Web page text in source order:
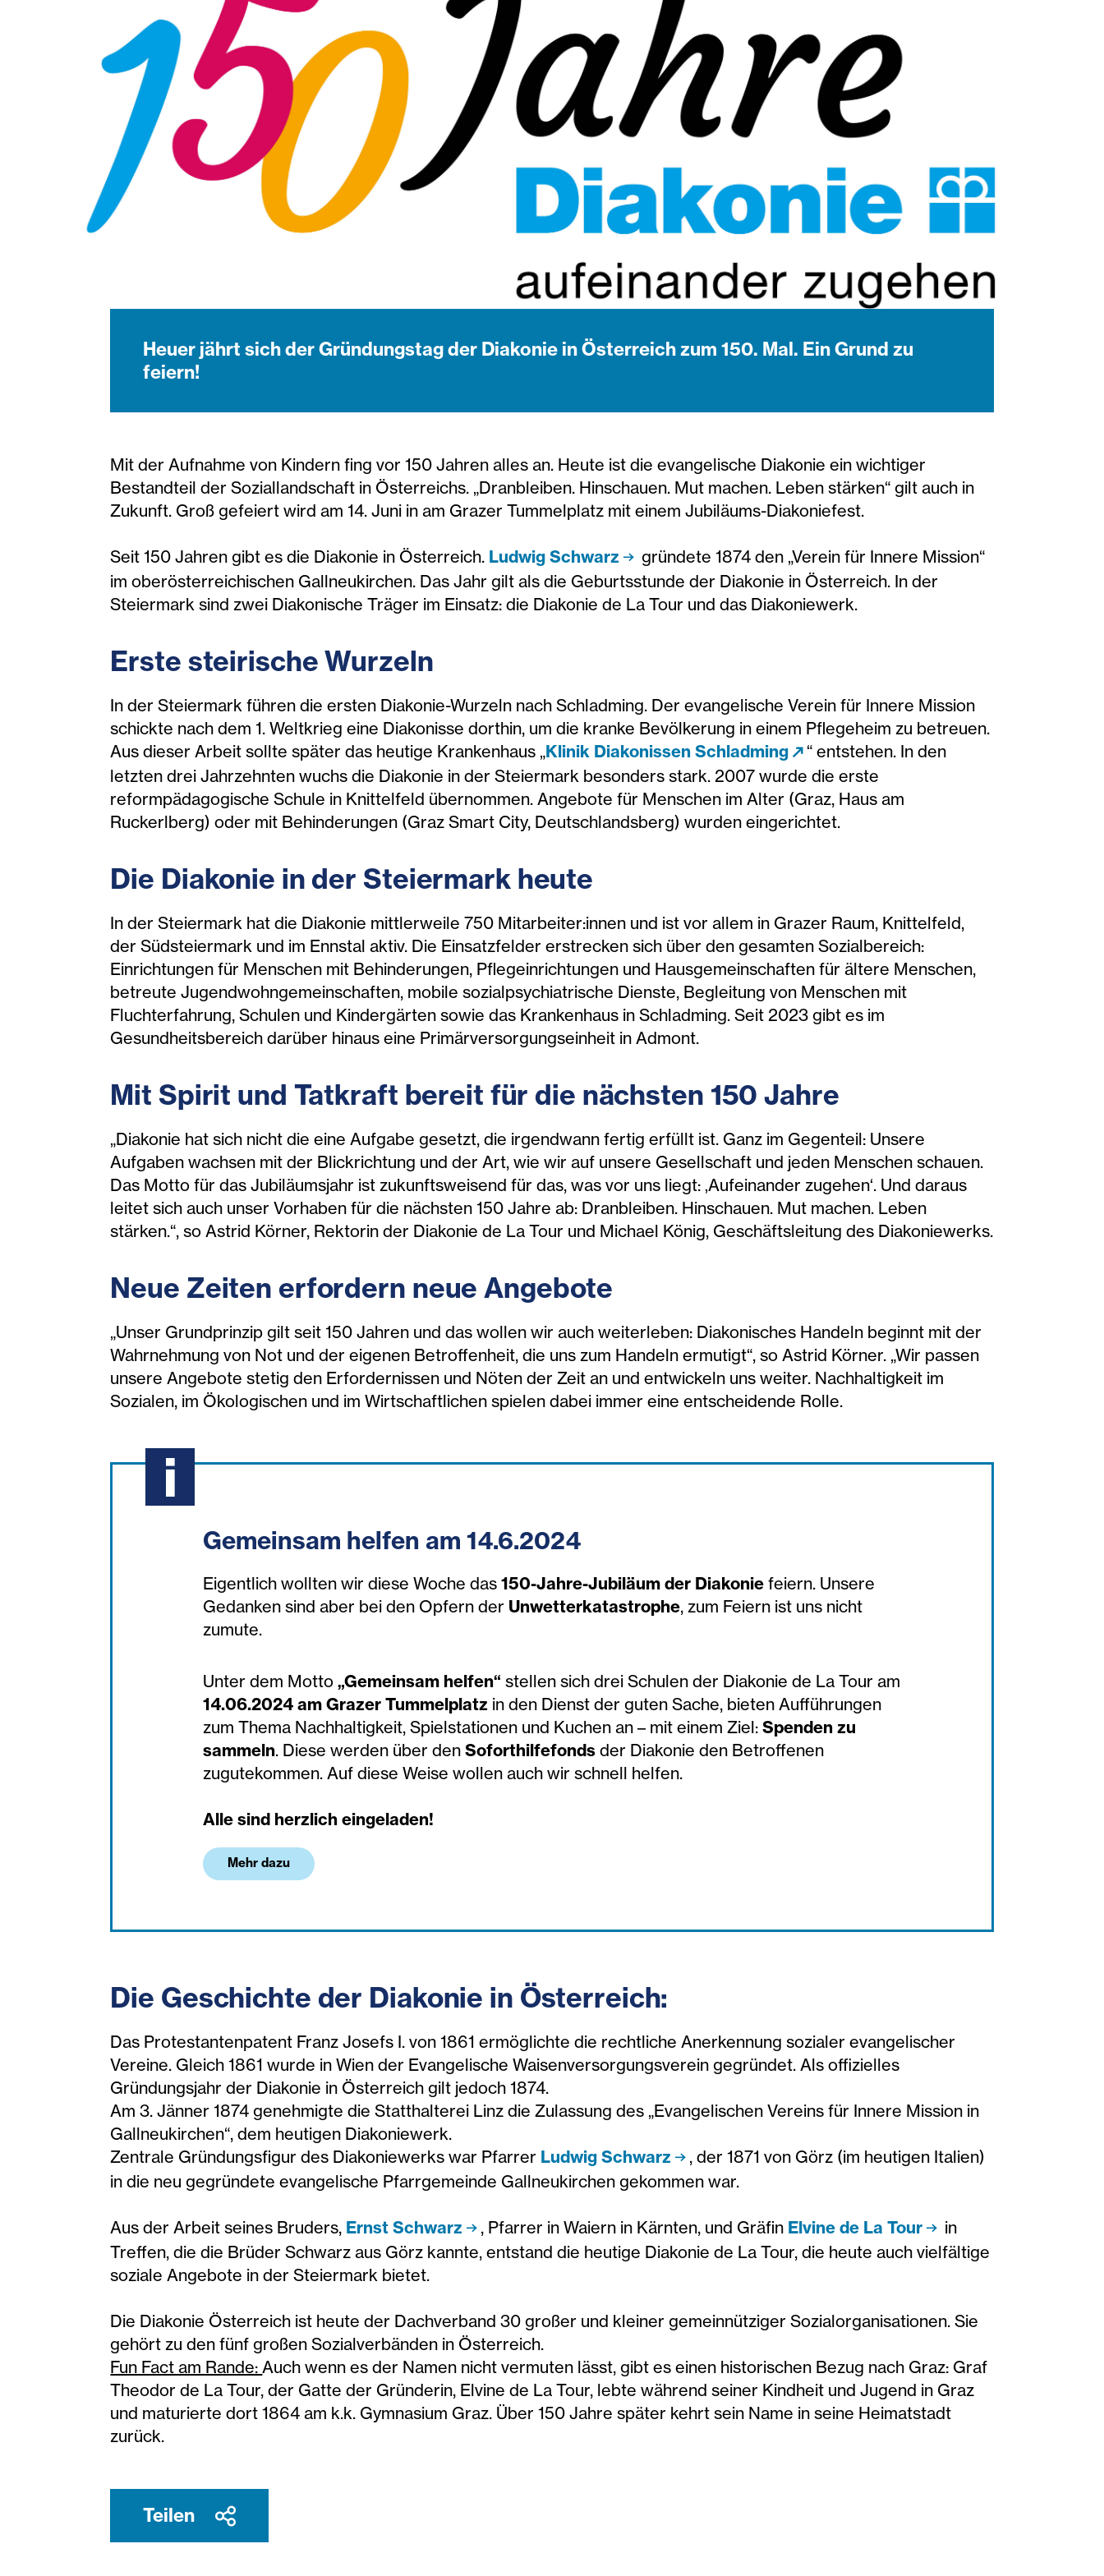
Heuer jährt sich der Gründungstag der Diakonie in Österreich zum 150. Mal. Ein Grund zu
feiern!
Mit der Aufnahme von Kindern fing vor 150 Jahren alles an. Heute ist die evangelische Diakonie ein wichtiger
Bestandteil der Soziallandschaft in Österreichs. „Dranbleiben. Hinschauen. Mut machen. Leben stärken“ gilt auch in
Zukunft. Groß gefeiert wird am 14. Juni in am Grazer Tummelplatz mit einem Jubiläums-Diakoniefest.
Seit 150 Jahren gibt es die Diakonie in Österreich. Ludwig Schwarz
gründete 1874 den „Verein für Innere Mission“
im oberösterreichischen Gallneukirchen. Das Jahr gilt als die Geburtsstunde der Diakonie in Österreich. In der
Steiermark sind zwei Diakonische Träger im Einsatz: die Diakonie de La Tour und das Diakoniewerk.
Erste steirische Wurzeln
In der Steiermark führen die ersten Diakonie-Wurzeln nach Schladming. Der evangelische Verein für Innere Mission
schickte nach dem 1. Weltkrieg eine Diakonisse dorthin, um die kranke Bevölkerung in einem Pflegeheim zu betreuen.
Aus dieser Arbeit sollte später das heutige Krankenhaus „Klinik Diakonissen Schladming
“ entstehen. In den
letzten drei Jahrzehnten wuchs die Diakonie in der Steiermark besonders stark. 2007 wurde die erste
reformpädagogische Schule in Knittelfeld übernommen. Angebote für Menschen im Alter (Graz, Haus am
Ruckerlberg) oder mit Behinderungen (Graz Smart City, Deutschlandsberg) wurden eingerichtet.
Die Diakonie in der Steiermark heute
In der Steiermark hat die Diakonie mittlerweile 750 Mitarbeiter:innen und ist vor allem in Grazer Raum, Knittelfeld,
der Südsteiermark und im Ennstal aktiv. Die Einsatzfelder erstrecken sich über den gesamten Sozialbereich:
Einrichtungen für Menschen mit Behinderungen, Pflegeinrichtungen und Hausgemeinschaften für ältere Menschen,
betreute Jugendwohngemeinschaften, mobile sozialpsychiatrische Dienste, Begleitung von Menschen mit
Fluchterfahrung, Schulen und Kindergärten sowie das Krankenhaus in Schladming. Seit 2023 gibt es im
Gesundheitsbereich darüber hinaus eine Primärversorgungseinheit in Admont.
Mit Spirit und Tatkraft bereit für die nächsten 150 Jahre
„Diakonie hat sich nicht die eine Aufgabe gesetzt, die irgendwann fertig erfüllt ist. Ganz im Gegenteil: Unsere
Aufgaben wachsen mit der Blickrichtung und der Art, wie wir auf unsere Gesellschaft und jeden Menschen schauen.
Das Motto für das Jubiläumsjahr ist zukunftsweisend für das, was vor uns liegt: ‚Aufeinander zugehen‘. Und daraus
leitet sich auch unser Vorhaben für die nächsten 150 Jahre ab: Dranbleiben. Hinschauen. Mut machen. Leben
stärken.“, so Astrid Körner, Rektorin der Diakonie de La Tour und Michael König, Geschäftsleitung des Diakoniewerks.
Neue Zeiten erfordern neue Angebote
„Unser Grundprinzip gilt seit 150 Jahren und das wollen wir auch weiterleben: Diakonisches Handeln beginnt mit der
Wahrnehmung von Not und der eigenen Betroffenheit, die uns zum Handeln ermutigt“, so Astrid Körner. „Wir passen
unsere Angebote stetig den Erfordernissen und Nöten der Zeit an und entwickeln uns weiter. Nachhaltigkeit im
Sozialen, im Ökologischen und im Wirtschaftlichen spielen dabei immer eine entscheidende Rolle.
Gemeinsam helfen am 14.6.2024
Eigentlich wollten wir diese Woche das150-Jahre-Jubiläum der Diakonie feiern. Unsere
Gedanken sind aber bei den Opfern der Unwetterkatastrophe, zum Feiern ist uns nicht
zumute.
Unter dem Motto „Gemeinsam helfen“ stellen sich drei Schulen der Diakonie de La Tour am
14.06.2024 am Grazer Tummelplatz in den Dienst der guten Sache, bieten Aufführungen
zum Thema Nachhaltigkeit, Spielstationen und Kuchen an – mit einem Ziel:Spenden zu
sammeln. Diese werden über denSoforthilfefondsder Diakonie den Betroffenen
zugutekommen. Auf diese Weise wollen auch wir schnell helfen.
Alle sind herzlich eingeladen!
Mehr dazu
Die Geschichte der Diakonie in Österreich:
Das Protestantenpatent Franz Josefs I. von 1861 ermöglichte die rechtliche Anerkennung sozialer evangelischer
Vereine. Gleich 1861 wurde in Wien der Evangelische Waisenversorgungsverein gegründet. Als offizielles
Gründungsjahr der Diakonie in Österreich gilt jedoch 1874.
Am 3. Jänner 1874 genehmigte die Statthalterei Linz die Zulassung des „Evangelischen Vereins für Innere Mission in
Gallneukirchen“, dem heutigen Diakoniewerk.
Zentrale Gründungsfigur des Diakoniewerks war Pfarrer Ludwig Schwarz
, der 1871 von Görz (im heutigen Italien)
in die neu gegründete evangelische Pfarrgemeinde Gallneukirchen gekommen war.
Aus der Arbeit seines Bruders, Ernst Schwarz , Pfarrer in Waiern in Kärnten, und Gräfin Elvine de La Tour
in
Treffen, die die Brüder Schwarz aus Görz kannte, entstand die heutige Diakonie de La Tour, die heute auch vielfältige
soziale Angebote in der Steiermark bietet.
Die Diakonie Österreich ist heute der Dachverband 30 großer und kleiner gemeinnütziger Sozialorganisationen. Sie
gehört zu den fünf großen Sozialverbänden in Österreich.
Fun Fact am Rande:Auch wenn es der Namen nicht vermuten lässt, gibt es einen historischen Bezug nach Graz: Graf
Theodor de La Tour, der Gatte der Gründerin, Elvine de La Tour, lebte während seiner Kindheit und Jugend in Graz
und maturierte dort 1864 am k.k. Gymnasium Graz. Über 150 Jahre später kehrt sein Name in seine Heimatstadt
zurück.
Teilen